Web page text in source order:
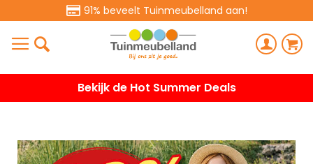
91% beveelt Tuinmeubelland aan!
Bekijk de Hot Summer Deals